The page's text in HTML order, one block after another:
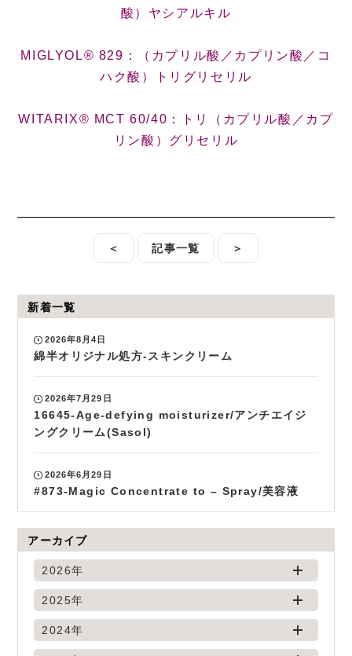
酸）ヤシアルキル
MIGLYOL® 829：（カプリル酸／カプリン酸／コ
ハク酸）トリグリセリル
WITARIX® MCT 60/40：トリ（カプリル酸／カプ
リン酸）グリセリル
＜ 記事一覧 ＞
新着一覧
2026年8月4日
綿半オリジナル処方-スキンクリーム
2026年7月29日
16645-Age-defying moisturizer/アンチエイジ
ングクリーム(Sasol)
2026年6月29日
#873-Magic Concentrate to – Spray/美容液
アーカイブ
2026年
2025年
2024年